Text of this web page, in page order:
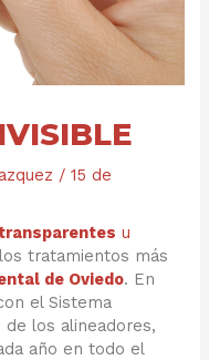
/15 de
u
tratamientos más
de Oviedo. En
el Sistema
los alineadores,
año en todo el